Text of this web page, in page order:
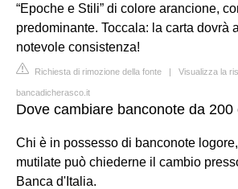
“Epoche e Stili” di colore arancione,
predominante. Toccala: la carta dovrà
notevole consistenza!
Richiesta di rimozione della fonte | Visualizza la
bancadicherasco.it
Dove cambiare banconote da 200
Chi è in possesso di banconote
mutilate può chiederne il cambio
Banca d'Italia.